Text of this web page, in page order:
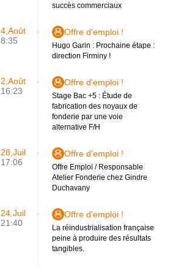
succès commerciaux
4,Août
8:35
Offre d'emploi !
Hugo Garin : Prochaine étape :
direction Firminy !
2,Août
16:23
Offre d'emploi !
Stage Bac +5 : Étude de
fabrication des noyaux de
fonderie par une voie
alternative F/H
28,Juil
17:06
Offre d'emploi !
Offre Emploi / Responsable
Atelier Fonderie chez Gindre
Duchavany
24,Juil
21:40
Offre d'emploi !
La réindustrialisation française
peine à produire des résultats
tangibles.